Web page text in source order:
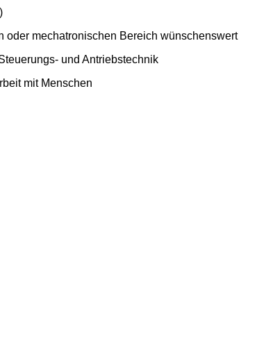
oder mechatronischen Bereich wünschenswert
und Antriebstechnik
mit Menschen